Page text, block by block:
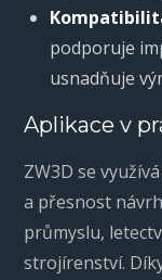
podporuje
usnadňuje
Aplikace v
ZW3D se
a přesnost
průmyslu,
strojírenství.